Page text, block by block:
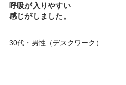
呼吸が入りやすい
感じがしました。
30代・男性（デスクワーク）